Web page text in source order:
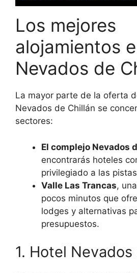
Los mejores
alojamientos
Nevados de
La mayor parte de la oferta
Nevados de Chillán se
sectores:
El complejo Nevados
encontrarás hoteles
privilegiado a las
Valle Las Trancas,
pocos minutos que
lodges y alternativas
presupuestos.
1. Hotel